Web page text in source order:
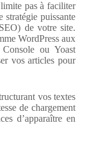
pas à faciliter
stratégie puissante
de votre site.
WordPress aux
ou Yoast
vos articles pour
vos textes
de chargement
d’apparaître en